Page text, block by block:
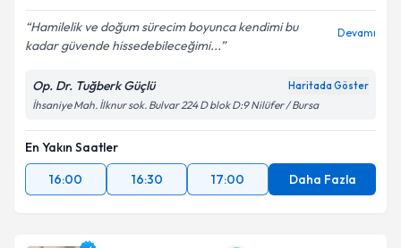
Hamilelik ve doğum sürecim boyunca kendimi bu
kadar güvende hissedebileceğimi...
Devamı
Op. Dr. Tuğberk Güçlü Haritada Göster
İhsaniye Mah. İlknur sok. Bulvar 224 D blok D:9 Nilüfer / Bursa
En Yakın Saatler
16:00
16:30 17:00 Daha Fazla